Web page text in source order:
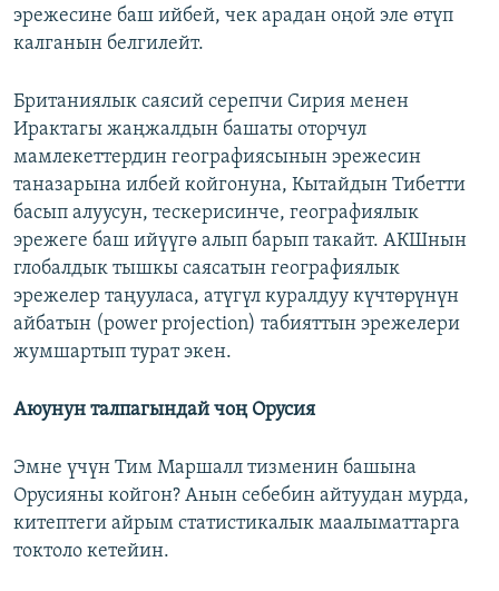
эрежесине баш ийбей, чек арадан оңой эле өтүп
калганын белгилейт.
Британиялык саясий серепчи Сирия менен
Ирактагы жаңжалдын башаты оторчул
мамлекеттердин географиясынын эрежесин
таназарына илбей койгонуна, Кытайдын Тибетти
басып алуусун, тескерисинче, географиялык
эрежеге баш ийүүгө алып барып такайт. АКШнын
глобалдык тышкы саясатын географиялык
эрежелер таңууласа, атүгүл куралдуу күчтөрүнүн
айбатын (power projection) табияттын эрежелери
жумшартып турат экен.
Аюунун талпагындай чоң Орусия
Эмне үчүн Тим Маршалл тизменин башына
Орусияны койгон? Анын себебин айтуудан мурда,
китептеги айрым статистикалык маалыматтарга
токтоло кетейин.